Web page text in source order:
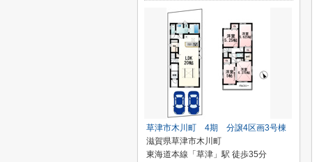
草津市木川町 4期 分譲4区画3号棟
滋賀県草津市木川町
東海道本線「草津」駅 徒歩35分